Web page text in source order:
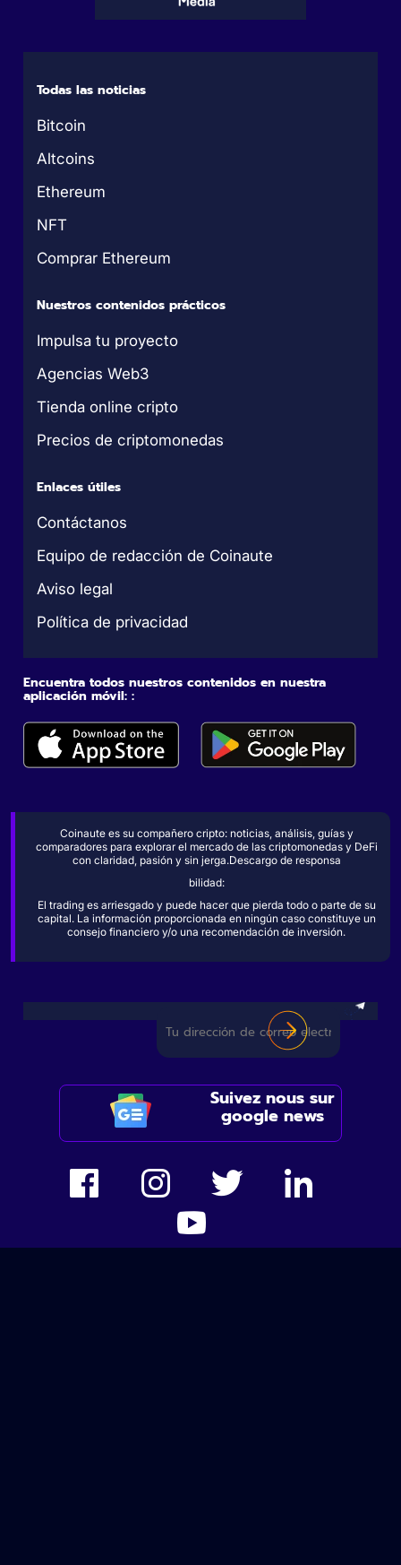
Todas las noticias
Bitcoin
Altcoins
Ethereum
NFT
Comprar Ethereum
Nuestros contenidos prácticos
Impulsa tu proyecto
Agencias Web3
Tienda online cripto
Precios de criptomonedas
Enlaces útiles
Contáctanos
Equipo de redacción de Coinaute
Aviso legal
Política de privacidad
Encuentra todos nuestros contenidos en nuestra
aplicación móvil: :
Coinaute es su compañero cripto: noticias, análisis, guías y
comparadores para explorar el mercado de las criptomonedas y DeFi
con claridad, pasión y sin jerga.Descargo de responsa
bilidad:
El trading es arriesgado y puede hacer que pierda todo o parte de su
capital. La información proporcionada en ningún caso constituye un
consejo financiero y/o una recomendación de inversión.
Suivez nous sur
google news